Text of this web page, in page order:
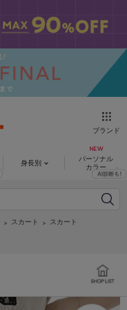
ブランド
身長別
パーソナル
カラー
スカート
スカート